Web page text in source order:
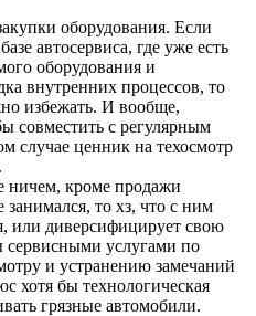
оборудования. Если
автосервиса, где уже есть
оборудования и
внутренних процессов, то
избежать. И вообще,
совместить с регулярным
случае ценник на техосмотр
ничем, кроме продажи
занимался, то хз, что с ним
или диверсифицирует свою
сервисными услугами по
и устранению замечаний
хотя бы технологическая
грязные автомобили.